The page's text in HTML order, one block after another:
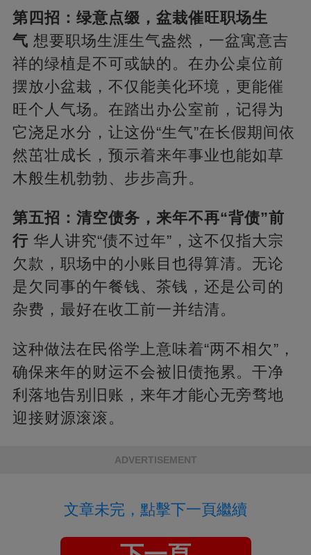
第四招：绿意点缀，盆栽催旺职场生
气 想要职场生涯生气盎然，一盆寓意吉
祥的绿植是不可或缺的。在办公桌位前
摆放小盆栽，不仅能美化环境，更能催
旺个人气场。在踏出办公室前，记得为
它浇足水分，让这份“生气”在长假期间依
然茁壮成长，预示着来年事业也能如草
木般生机勃勃、步步高升。
第五招：清空债务，来年不再“背债”前
行 华人讲究“债不过年”，这不仅指大宗
欠款，职场中的小账目也得算清。无论
是欠同事的午餐钱、茶钱，还是公司的
杂费，最好在收工前一并结清。
这种做法在民俗学上意味着“两不相欠”，
确保来年的财运不会被旧债拖累。干净
利落地告别旧账，来年才能心无旁骛地
迎接财源滚滚。
ADVERTISEMENT
文章未完，點擊下一頁繼續